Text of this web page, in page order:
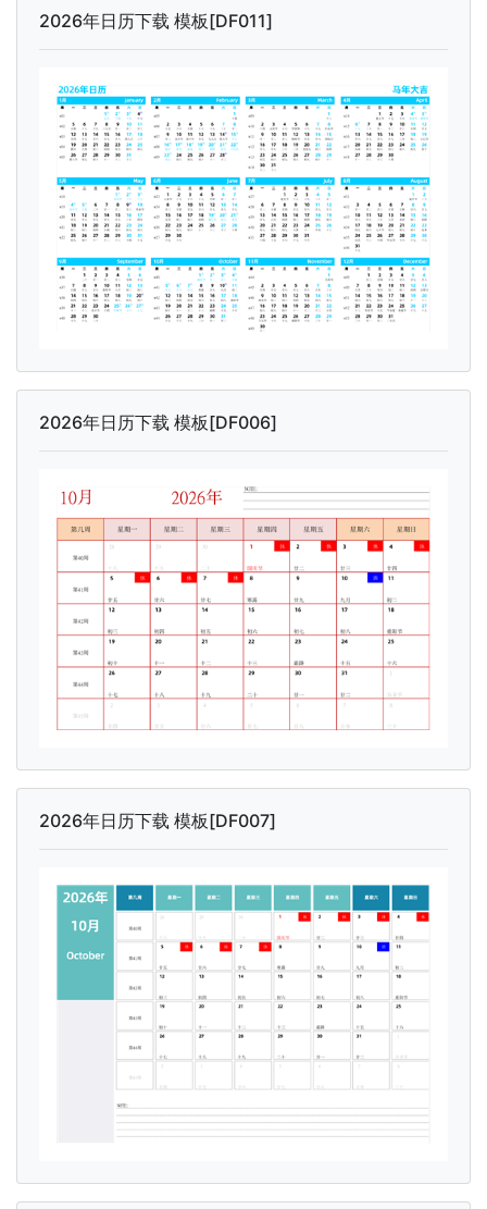
2026年日历下载 模板[DF011]
2026年日历下载 模板[DF006]
2026年日历下载 模板[DF007]